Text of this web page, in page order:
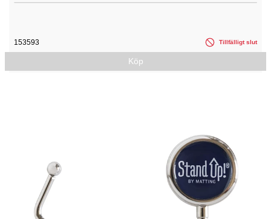
153593 Tillfälligt slut
Köp